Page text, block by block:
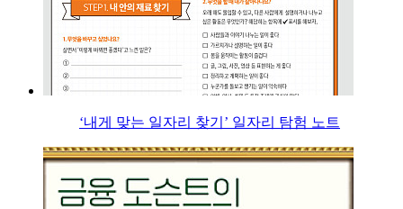
‘내게 맞는 일자리 찾기’ 일자리 탐험 노트